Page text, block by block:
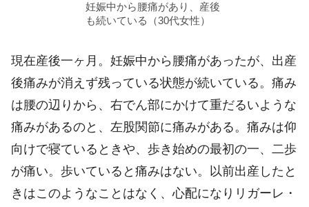
妊娠中から腰痛があり、産後
も続いている（30代女性）
現在産後一ヶ月。妊娠中から腰痛があったが、出産
後痛みが消えず残っている状態が続いている。痛み
は腰の辺りから、右でん部にかけて重だるいような
痛みがあるのと、左股関節に痛みがある。痛みは仰
向けで寝ているときや、歩き始めの最初の一、二歩
が痛い。歩いていると痛みはない。以前出産したと
きはこのようなことはなく、心配になりリガーレ・